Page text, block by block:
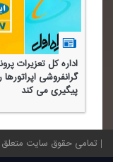
اداره كل تعزیرات
گرانفروشی اپراتورها
پیگیری می كند
تمامی حقوق سایت